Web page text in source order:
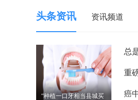
头条资讯 资讯频道
“种植一口牙相当县城买